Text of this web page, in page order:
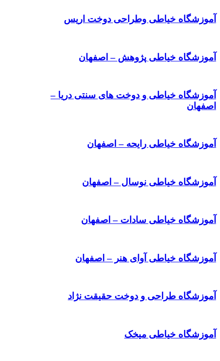
آموزشگاه خیاطی وطراحی دوخت اریس
آموزشگاه خیاطی پژوهش – اصفهان
آموزشگاه خیاطی و دوخت های سنتی دریا –
اصفهان
آموزشگاه خیاطی رایحه – اصفهان
آموزشگاه خیاطی نوسال – اصفهان
آموزشگاه خیاطی سادات – اصفهان
آموزشگاه خیاطی آوای هنر – اصفهان
آموزشگاه طراحی و دوخت حقیقت نژاد‎
آموزشگاه خیاطی میخک